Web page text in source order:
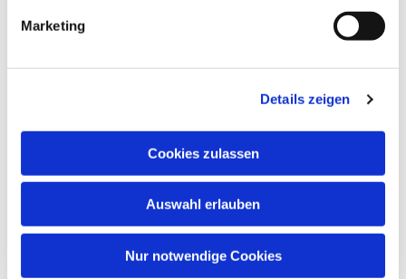
Marketing
Details zeigen
Cookies zulassen
Auswahl erlauben
Nur notwendige Cookies